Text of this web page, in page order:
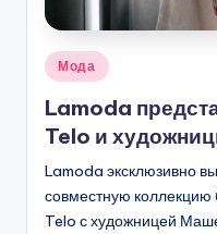
Опубликовано
Мода
Lamoda
Telo и
Lamoda эксклюзивно
совместную коллекцию
Telo с художницей